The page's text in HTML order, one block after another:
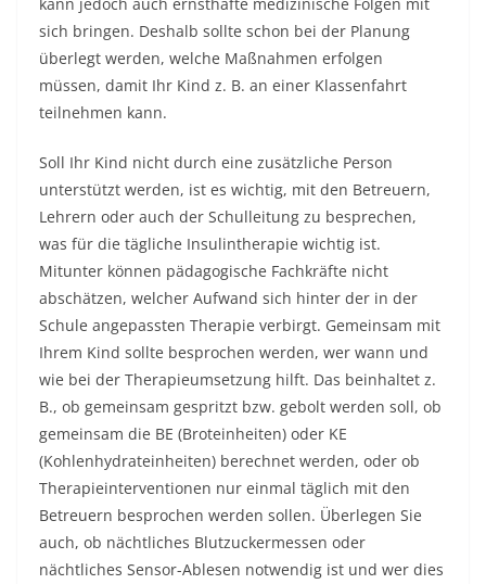
sich bringen. Deshalb sollte schon bei der Planung
überlegt werden, welche Maßnahmen erfolgen
müssen, damit Ihr Kind z. B. an einer Klassenfahrt
teilnehmen kann.
Soll Ihr Kind nicht durch eine zusätzliche Person
unterstützt werden, ist es wichtig, mit den Betreuern,
Lehrern oder auch der Schulleitung zu besprechen,
was für die tägliche Insulintherapie wichtig ist.
Mitunter können pädagogische Fachkräfte nicht
abschätzen, welcher Aufwand sich hinter der in der
Schule angepassten Therapie verbirgt. Gemeinsam mit
Ihrem Kind sollte besprochen werden, wer wann und
wie bei der Therapieumsetzung hilft. Das beinhaltet z.
B., ob gemeinsam gespritzt bzw. gebolt werden soll, ob
gemeinsam die BE (Broteinheiten) oder KE
(Kohlenhydrateinheiten) berechnet werden, oder ob
Therapieinterventionen nur einmal täglich mit den
Betreuern besprochen werden sollen. Überlegen Sie
auch, ob nächtliches Blutzuckermessen oder
nächtliches Sensor-Ablesen notwendig ist und wer dies